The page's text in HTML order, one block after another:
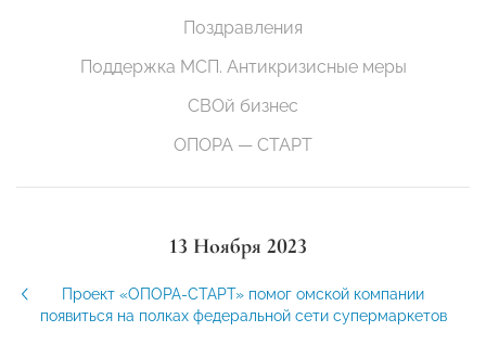
Поздравления
Поддержка МСП. Антикризисные меры
СВОй бизнес
ОПОРА — СТАРТ
13 Ноября 2023
Проект «ОПОРА-СТАРТ» помог омской компании
появиться на полках федеральной сети супермаркетов